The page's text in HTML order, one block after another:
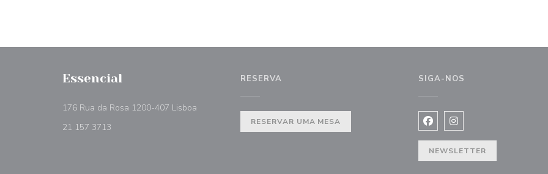
Essencial
176 Rua da Rosa 1200-407 Lisboa
21 157 3713
RESERVA
RESERVAR UMA MESA
SIGA-NOS
Facebook ((abre numa nova
Instagram ((abre numa
NEWSLETTER